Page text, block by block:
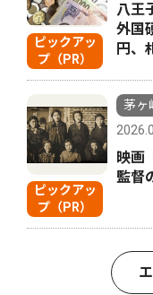
ピックアッ
プ（PR）
八王
外国
円、
ピックアッ
プ（PR）
茅ヶ
映画
監督